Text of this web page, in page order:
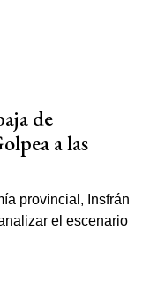
de
a las